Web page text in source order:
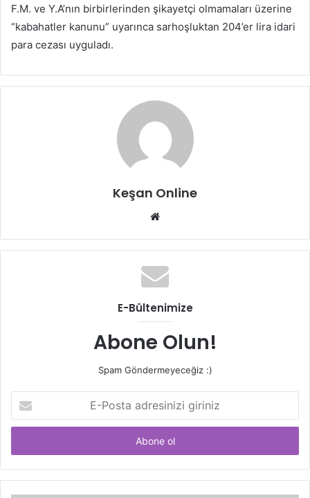
F.M. ve Y.A’nın birbirlerinden şikayetçi olmamaları üzerine
“kabahatler kanunu” uyarınca sarhoşluktan 204’er lira idari
para cezası uyguladı.
Keşan Online
Web
E-Bültenimize
Abone Olun!
Spam Göndermeyeceğiz :)
Posta
adresinizi